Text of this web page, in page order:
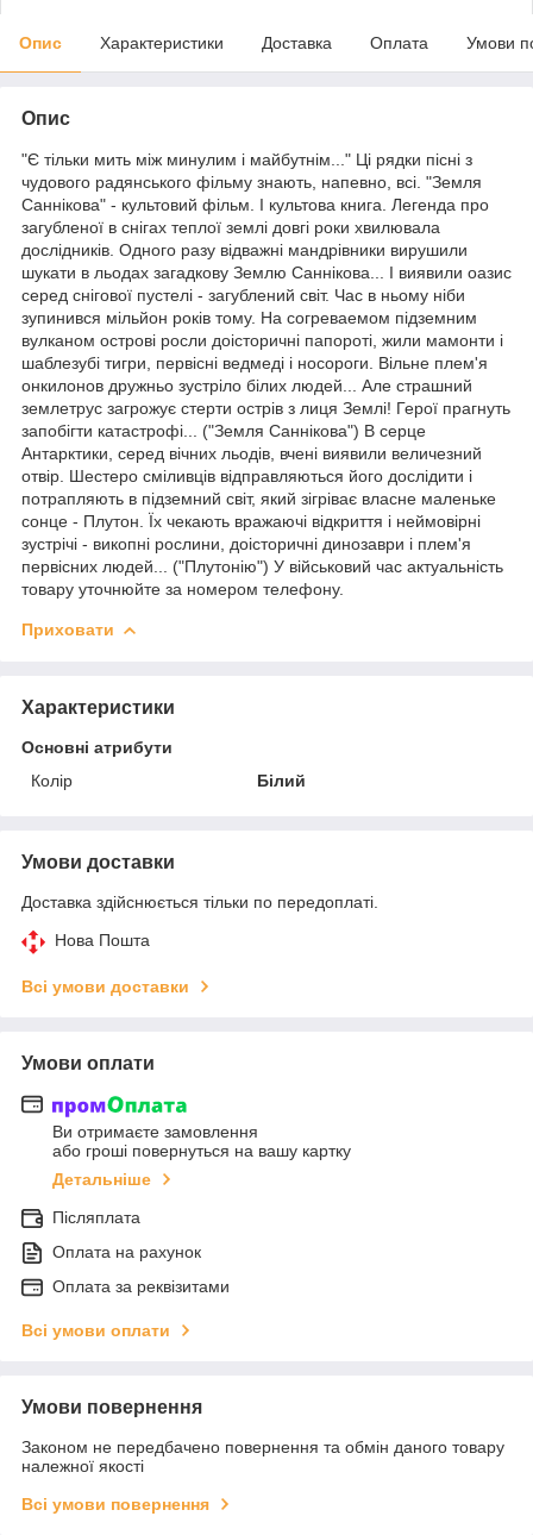
Опис Характеристики Доставка Оплата Умови
Опис
"Є тільки мить між минулим і майбутнім..." Ці рядки пісні з
чудового радянського фільму знають, напевно, всі. "Земля
Саннікова" - культовий фільм. І культова книга. Легенда про
загубленої в снігах теплої землі довгі роки хвилювала
дослідників. Одного разу відважні мандрівники вирушили
шукати в льодах загадкову Землю Саннікова... І виявили оазис
серед снігової пустелі - загублений світ. Час в ньому ніби
зупинився мільйон років тому. На согреваемом підземним
вулканом острові росли доісторичні папороті, жили мамонти і
шаблезубі тигри, первісні ведмеді і носороги. Вільне плем'я
онкилонов дружньо зустріло білих людей... Але страшний
землетрус загрожує стерти острів з лиця Землі! Герої прагнуть
запобігти катастрофі... ("Земля Саннікова") В серце
Антарктики, серед вічних льодів, вчені виявили величезний
отвір. Шестеро сміливців відправляються його дослідити і
потрапляють в підземний світ, який зігріває власне маленьке
сонце - Плутон. Їх чекають вражаючі відкриття і неймовірні
зустрічі - викопні рослини, доісторичні динозаври і плем'я
первісних людей... ("Плутонію") У військовий час актуальність
товару уточнюйте за номером телефону.
Приховати
Характеристики
Основні атрибути
Колір
Білий
Умови доставки
Доставка здійснюється тільки по передоплаті.
Нова Пошта
Всі умови доставки
Умови оплати
Ви отримаєте замовлення
або гроші повернуться на вашу картку
Детальніше
Післяплата
Оплата на рахунок
Оплата за реквізитами
Всі умови оплати
Умови повернення
Законом не передбачено повернення та обмін даного товару
належної якості
Всі умови повернення